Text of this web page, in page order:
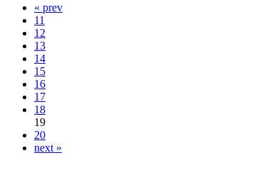
« prev
11
12
13
14
15
16
17
18
19
20
next »